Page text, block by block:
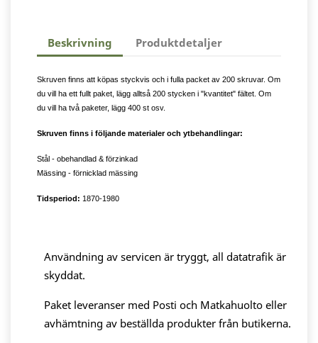
Beskrivning Produktdetaljer
Skruven finns att köpas styckvis och i fulla packet av 200 skruvar. Om
du vill ha ett fullt paket, lägg alltså 200 stycken i "kvantitet" fältet. Om
du vill ha två paketer, lägg 400 st osv.
Skruven finns i följande materialer och ytbehandlingar:
Stål - obehandlad & förzinkad
Mässing - förnicklad mässing
Tidsperiod: 1870-1980
Användning av servicen är tryggt, all datatrafik är
skyddat.
Paket leveranser med Posti och Matkahuolto eller
avhämtning av beställda produkter från butikerna.